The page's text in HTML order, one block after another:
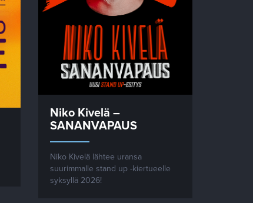
Niko Kivelä –
SANANVAPAUS
Niko Kivelä lähtee uransa
suurimmalle stand up -kiertueelle
syksyllä 2026!